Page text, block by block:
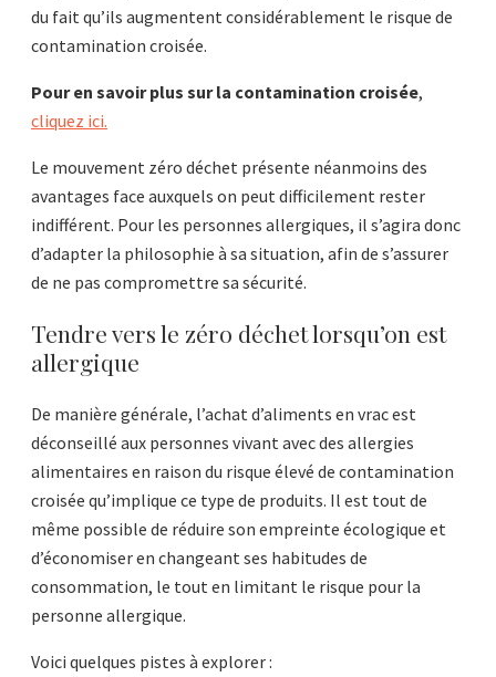
du fait qu’ils augmentent considérablement le risque de
contamination croisée.
Pour en savoir plus sur la contamination croisée,
cliquez ici.
Le mouvement zéro déchet présente néanmoins des
avantages face auxquels on peut difficilement rester
indifférent. Pour les personnes allergiques, il s’agira donc
d’adapter la philosophie à sa situation, afin de s’assurer
de ne pas compromettre sa sécurité.
Tendre vers le zéro déchet lorsqu’on est
allergique
De manière générale, l’achat d’aliments en vrac est
déconseillé aux personnes vivant avec des allergies
alimentaires en raison du risque élevé de contamination
croisée qu’implique ce type de produits. Il est tout de
même possible de réduire son empreinte écologique et
d’économiser en changeant ses habitudes de
consommation, le tout en limitant le risque pour la
personne allergique.
Voici quelques pistes à explorer :